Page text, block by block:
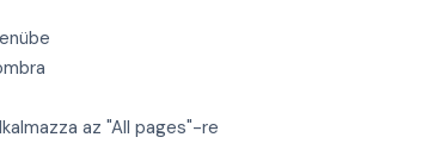
az "All pages"-re